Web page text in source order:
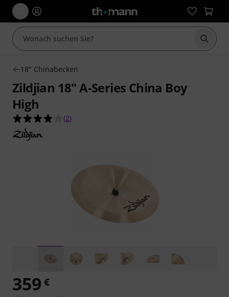
Suche
18" Chinabecken
Zildjian 18" A-Series China Boy
High
4.0 von 5 Sternen aus 2 Kundenbewertungen
(2)
359 €